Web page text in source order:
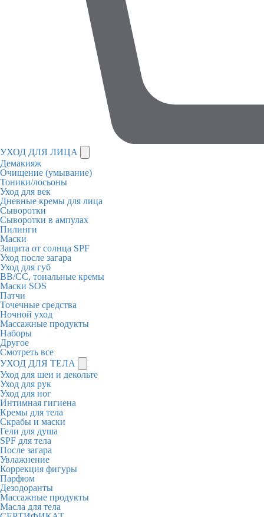
УХОД ДЛЯ ЛИЦА
Демакияж
Очищение (умывание)
Тоники/лосьоны
Уход для век
Дневные кремы для лица
Сыворотки
Сыворотки в ампулах
Пилинги
Маски
Защита от солнца SPF
Уход после загара
Уход для губ
BB/CC, тональные кремы
Маски SOS
Патчи
Точечные средства
Ночной уход
Массажные продукты
Наборы
Другое
Смотреть все
УХОД ДЛЯ ТЕЛА
Уход для шеи и декольте
Уход для рук
Уход для ног
Интимная гигиена
Кремы для тела
Скрабы и маски
Гели для душа
SPF для тела
После загара
Увлажнение
Коррекция фигуры
Парфюм
Дезодоранты
Массажные продукты
Масла для тела